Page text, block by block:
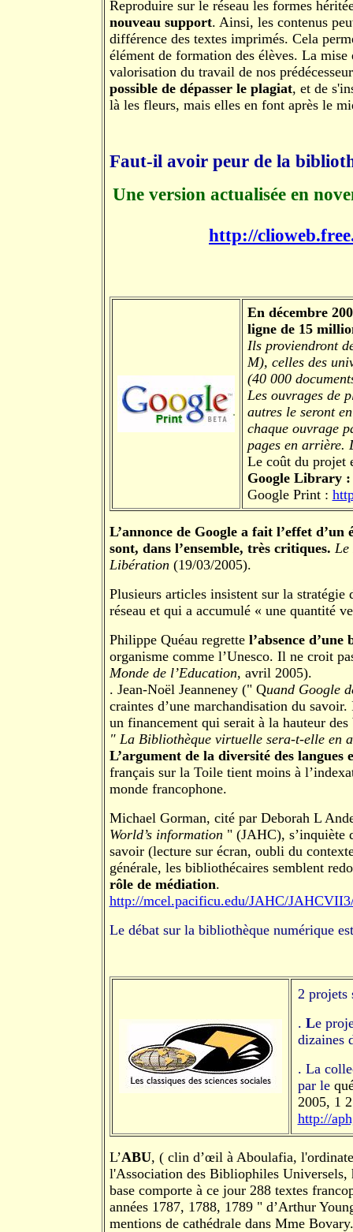
Reproduire sur le réseau les formes
nouveau support. Ainsi, les contenus
différence des textes imprimés. Cela
élément de formation des élèves. La mise
valorisation du travail de nos
possible de dépasser le plagiat, et de
là les fleurs, mais elles en font après le
Faut-il avoir peur de la
Une version actualisée en
http://
En décembre
ligne de 15
Ils proviendront
M), celles des
(40 000
Les ouvrages de
autres le seront
chaque ouvrage
pages en arrière.
Le coût du projet
Google Library
Google Print :
L’annonce de Google a fait l’effet
sont, dans l’ensemble, très critiques. Le
Libération (19/03/2005).
Plusieurs articles insistent sur la
réseau et qui a accumulé « une quantité
Philippe Quéau regrette l’absence
organisme comme l’Unesco. Il ne croit
Monde de l’Education, avril 2005).
. Jean-Noël Jeanneney (" Quand Google
craintes d’une marchandisation du
un financement qui serait à la hauteur des
" La Bibliothèque virtuelle sera-t-elle en
L’argument de la diversité des langues
français sur la Toile tient moins à
monde francophone.
Michael Gorman, cité par Deborah L
World’s information " (JAHC), s’inquiète
savoir (lecture sur écran, oubli du
générale, les bibliothécaires semblent
rôle de médiation.
http://mcel.pacificu.edu/JAHC/
Le débat sur la bibliothèque numérique
2 projets
. Le
dizaines
. La
par le
2005, 1
http://
L’ABU, ( clin d’œil à Aboulafia,
l'Association des Bibliophiles Universels,
base comporte à ce jour 288 textes
années 1787, 1788, 1789 " d’Arthur
mentions de cathédrale dans Mme